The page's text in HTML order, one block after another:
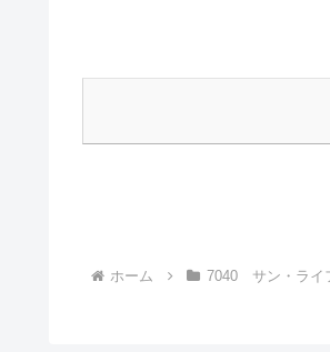
ホーム 7040 サン・ライ